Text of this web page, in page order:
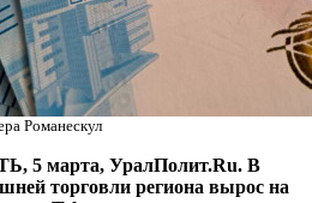
Романескул
марта, УралПолит.Ru. В
торговли региона вырос на